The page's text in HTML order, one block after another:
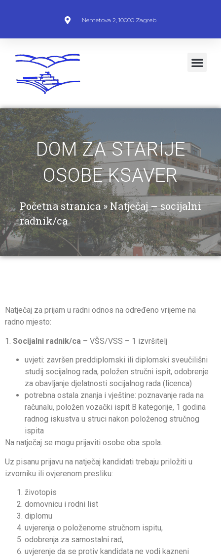
Nemetova 2, 10000 Zagreb
DOM ZA STARIJE
OSOBE KSAVER
Početna stranica»Natječaj – socijalni
radnik/ca
Natječaj za prijam u radni odnos na određeno vrijeme na
radno mjesto:
1. Socijalni radnik/ca – VŠS/VSS – 1 izvršitelj
uvjeti: završen preddiplomski ili diplomski sveučilišni
studij socijalnog rada, položen stručni ispit, odobrenje
za obavljanje djelatnosti socijalnog rada (licenca)
potrebna ostala znanja i vještine: poznavanje rada na
računalu, položen vozački ispit B kategorije, 1 godina
radnog iskustva u struci nakon položenog stručnog
ispita
Na natječaj se mogu prijaviti osobe oba spola.
Uz pisanu prijavu na natječaj kandidati trebaju priložiti u
izvorniku ili ovjerenom presliku:
životopis
domovnicu i rodni list
diplomu
uvjerenja o položenome stručnom ispitu,
odobrenja za samostalni rad,
uvjerenje da se protiv kandidata ne vodi kazneni